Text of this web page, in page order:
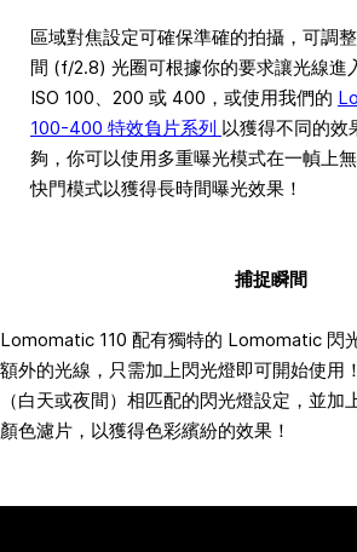
區域對焦設定可確保準確的拍攝，可調
間 (f/2.8) 光圈可根據你的要求讓光線進
ISO 100、200 或 400，或使用我們的
100-400 特效負片系列 以獲得不同的效
夠，你可以使用多重曝光模式在一幀上
快門模式以獲得長時間曝光效果！
捕捉瞬間
Lomomatic 110 配有獨特的 Lomomatic 閃
額外的光線，只需加上閃光燈即可開始使用
（白天或夜間）相匹配的閃光燈設定，並
顏色濾片，以獲得色彩繽紛的效果！